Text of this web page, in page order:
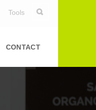
Tools
CONTACT